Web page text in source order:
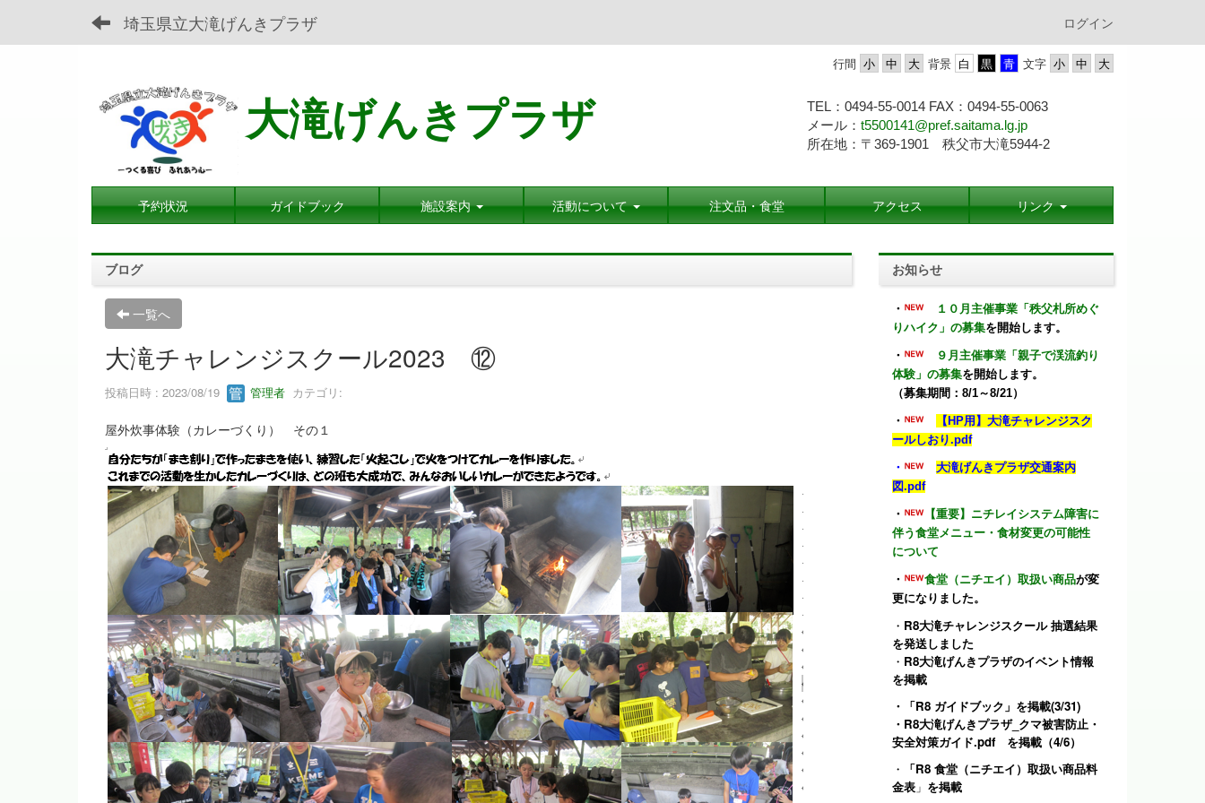
埼玉県立大滝げんきプラザ ログイン
文字
背景
行間
大滝げんきプラザ TEL：0494-55-0014 FAX：0494-55-0063
メール： t5500141@pref.saitama.lg.jp
所在地：〒369-1901 秩父市大滝5944-2
予約状況 ガイドブック 施設案内 活動について 注文品・食堂 アクセス リンク
ブログ
一覧へ
大滝チャレンジスクール2023 ⑫
投稿日時 : 2023/08/19 管理者 カテゴリ:
屋外炊事体験（カレーづくり） その１
お知らせ
・
１０月主催事業「秩父札所めぐ
りハイク」の募集を開始します。
・
９月主催事業「親子で渓流釣り
体験」の募集を開始します。
（募集期間：8/1～8/21）
・
【HP用】大滝チャレンジスク
ールしおり.pdf
・
大滝げんきプラザ交通案内
図.pdf
・
【重要】ニチレイシステム障害に
伴う食堂メニュー・食材変更の可能性
について
・ 食堂（ニチエイ）取扱い商品が変
更になりました。
・ R8大滝チャレンジスクール 抽選結果
を発送しました
・ R8大滝げんきプラザのイベント情報
を掲載
・ 「R8 ガイドブック」 を掲載(3/31)
・ R8大滝げんきプラザ_クマ被害防止・
安全対策ガイド.pdfを掲載（4/6）
・
「R8 食堂（ニチエイ）取扱い商品料
金表」 を掲載